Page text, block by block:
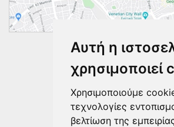
Αυτή η
χρησιμοποιεί
Χρησιμοποιούμε
τεχνολογίες
βελτίωση της
Ακολουθήστε